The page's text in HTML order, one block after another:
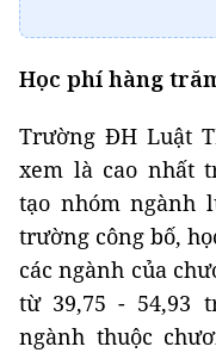
Học phí hàng
Trường ĐH Luật
xem là cao nhất
tạo nhóm ngành
trường công bố,
các ngành của
từ 39,75 - 54,93
ngành thuộc